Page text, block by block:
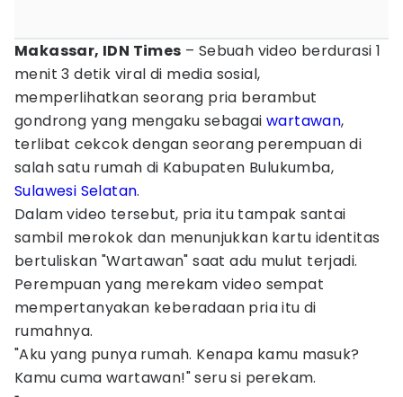
Makassar, IDN Times – Sebuah video berdurasi 1
menit 3 detik viral di media sosial,
memperlihatkan seorang pria berambut
gondrong yang mengaku sebagai wartawan,
terlibat cekcok dengan seorang perempuan di
salah satu rumah di Kabupaten Bulukumba,
Sulawesi Selatan.
Dalam video tersebut, pria itu tampak santai
sambil merokok dan menunjukkan kartu identitas
bertuliskan "Wartawan" saat adu mulut terjadi.
Perempuan yang merekam video sempat
mempertanyakan keberadaan pria itu di
rumahnya.
"Aku yang punya rumah. Kenapa kamu masuk?
Kamu cuma wartawan!" seru si perekam.